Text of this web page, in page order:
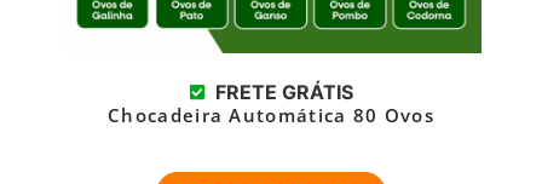
FRETE GRÁTIS
Chocadeira Automática 80 Ovos